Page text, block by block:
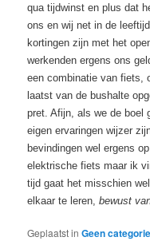
qua tijdwinst en plus dat
ons en wij net in de
kortingen zijn met het
werkenden ergens ons
een combinatie van fiets,
laatst van de bushalte
pret. Afijn, als we de boel
eigen ervaringen wijzer
bevindingen wel ergens
elektrische fiets maar ik
tijd gaat het misschien
elkaar te leren,bewust
Geplaatst in Geen categorie